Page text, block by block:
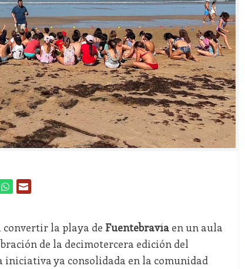
la playa de Fuentebravíaen un aula
de la decimotercera edición del
iniciativa ya consolidada en la comunidad